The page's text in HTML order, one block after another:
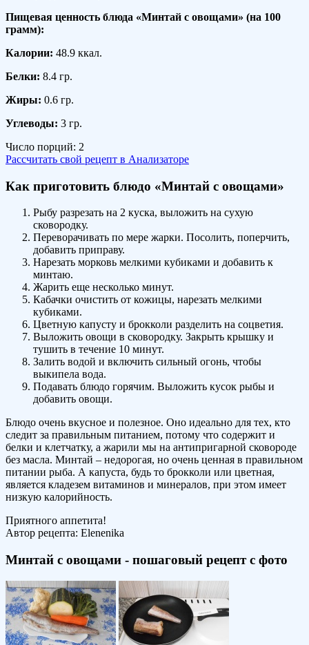
Пищевая ценность блюда «Минтай с овощами» (на 100
грамм):
Калории: 48.9 ккал.
Белки: 8.4 гр.
Жиры: 0.6 гр.
Углеводы: 3 гр.
Число порций: 2
Рассчитать свой рецепт в Анализаторе
Как приготовить блюдо «Минтай с овощами»
Рыбу разрезать на 2 куска, выложить на сухую
сковородку.
Переворачивать по мере жарки. Посолить, поперчить,
добавить приправу.
Нарезать морковь мелкими кубиками и добавить к
минтаю.
Жарить еще несколько минут.
Кабачки очистить от кожицы, нарезать мелкими
кубиками.
Цветную капусту и брокколи разделить на соцветия.
Выложить овощи в сковородку. Закрыть крышку и
тушить в течение 10 минут.
Залить водой и включить сильный огонь, чтобы
выкипела вода.
Подавать блюдо горячим. Выложить кусок рыбы и
добавить овощи.
Блюдо очень вкусное и полезное. Оно идеально для тех, кто
следит за правильным питанием, потому что содержит и
белки и клетчатку, а жарили мы на антипригарной сковороде
без масла. Минтай – недорогая, но очень ценная в правильном
питании рыба. А капуста, будь то брокколи или цветная,
является кладезем витаминов и минералов, при этом имеет
низкую калорийность.
Приятного аппетита!
Автор рецепта: Elenenika
Минтай с овощами - пошаговый рецепт с фото